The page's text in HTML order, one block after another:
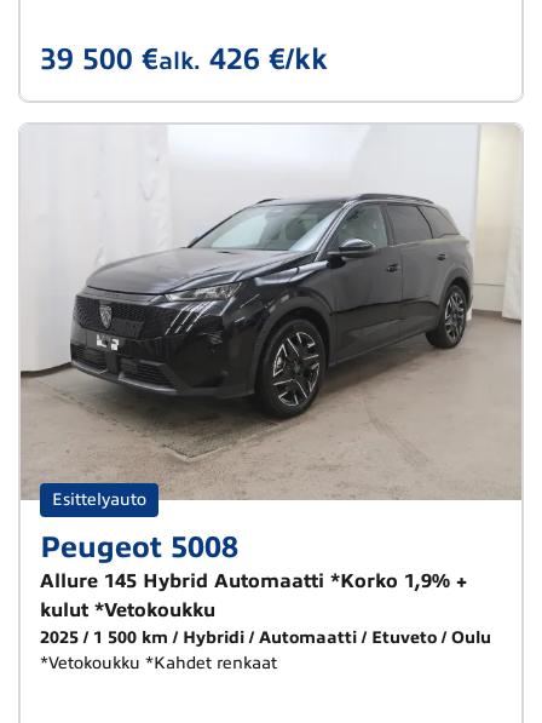
39 500 €alk. 426 €/kk
Esittelyauto
Peugeot 5008
Allure 145 Hybrid Automaatti *Korko 1,9% +
kulut *Vetokoukku
2025 1 500 km Hybridi Automaatti Etuveto
Oulu
*Vetokoukku *Kahdet renkaat